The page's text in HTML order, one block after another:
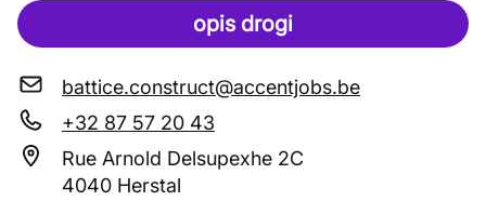
opis drogi
battice.construct@accentjobs.be
+32 87 57 20 43
Rue Arnold Delsupexhe 2C
4040 Herstal